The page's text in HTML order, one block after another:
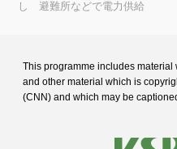
し 避難所などで電力供給
This programme includes
and other material which is
(CNN) and which may be